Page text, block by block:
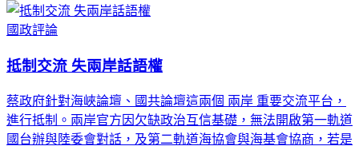
國政評論
抵制交流 失兩岸話語權
蔡政府針對海峽論壇、國共論壇這兩個 兩岸 重要交流平台，
進行抵制。兩岸官方因欠缺政治互信基礎，無法開啟第一軌道
國台辦與陸委會對話，及第二軌道海協會與海基會協商，若是